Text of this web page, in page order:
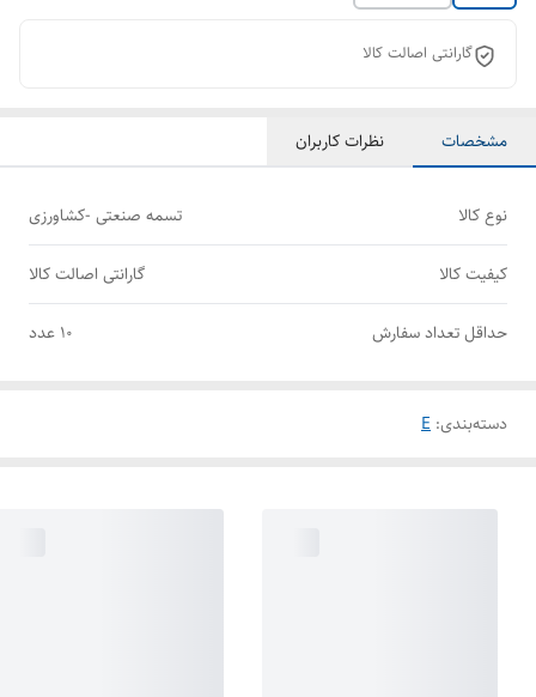
گارانتی اصالت کالا
مشخصات نظرات کاربران
نوع کالا تسمه صنعتی -کشاورزی
کیفیت کالا گارانتی اصالت کالا
حداقل تعداد سفارش 10 عدد
دسته‌بندی:
E